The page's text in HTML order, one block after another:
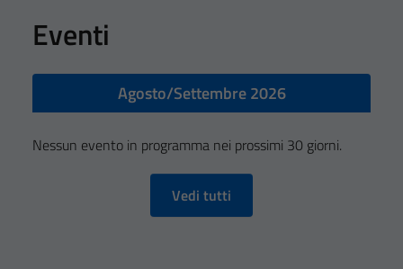
Eventi
Agosto/Settembre 2026
Nessun evento in programma nei prossimi 30 giorni.
Vedi tutti